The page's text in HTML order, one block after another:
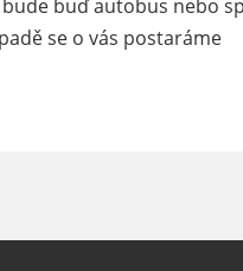
buď autobus nebo
se o vás postaráme